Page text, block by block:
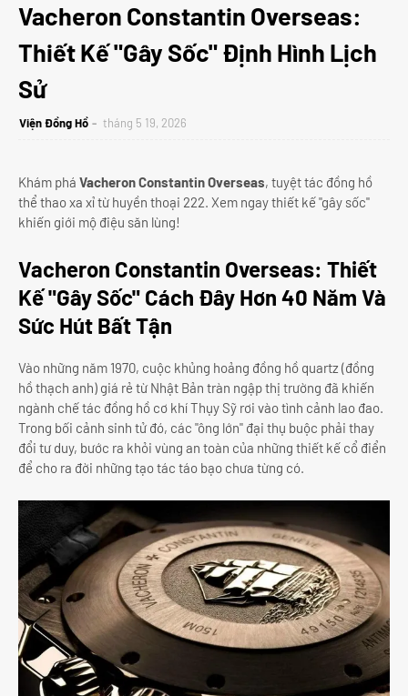
Vacheron Constantin Overseas:
Thiết Kế "Gây Sốc" Định Hình Lịch
Sử
Viện Đồng Hồ tháng 5 19, 2026
Khám phá Vacheron Constantin Overseas, tuyệt tác đồng hồ
thể thao xa xỉ từ huyền thoại 222. Xem ngay thiết kế "gây sốc"
khiến giới mộ điệu săn lùng!
Vacheron Constantin Overseas: Thiết
Kế "Gây Sốc" Cách Đây Hơn 40 Năm Và
Sức Hút Bất Tận
Vào những năm 1970, cuộc khủng hoảng đồng hồ quartz (đồng
hồ thạch anh) giá rẻ từ Nhật Bản tràn ngập thị trường đã khiến
ngành chế tác đồng hồ cơ khí Thụy Sỹ rơi vào tình cảnh lao đao.
Trong bối cảnh sinh tử đó, các "ông lớn" đại thụ buộc phải thay
đổi tư duy, bước ra khỏi vùng an toàn của những thiết kế cổ điển
để cho ra đời những tạo tác táo bạo chưa từng có.